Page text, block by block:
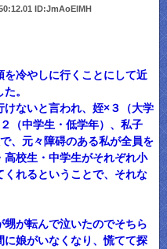
ID:JmAoElMH
冷やしに行くことにして近
。
ないと言われ、姪×３（大学
（中学生・低学年）、私子
、元々障碍のある私が全員を
高校生・中学生がそれぞれ小
れるということで、それな
甥が転んで泣いたのでそちら
娘がいなくなり、慌てて探